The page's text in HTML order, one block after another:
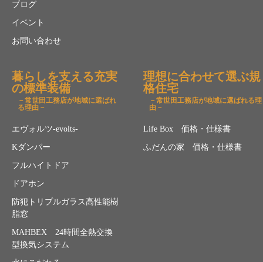
ブログ
イベント
お問い合わせ
暮らしを支える充実
の標準装備
－常世田工務店が地域に選ばれ
る理由－
エヴォルツ-evolts-
Kダンパー
フルハイトドア
ドアホン
防犯トリプルガラス高性能樹
脂窓
MAHBEX 24時間全熱交換
型換気システム
理想に合わせて選ぶ規
格住宅
－常世田工務店が地域に選ばれる理
由－
Life Box 価格・仕様書
ふだんの家 価格・仕様書